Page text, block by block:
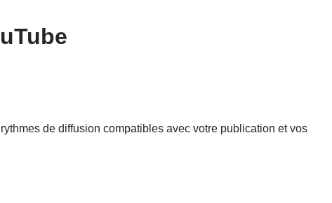
de diffusion compatibles avec votre publication et vos